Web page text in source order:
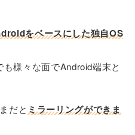
をベースにした独自OS
様々な面でAndroid端末と
だとミラーリングができま